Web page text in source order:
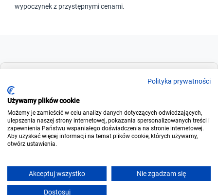
wypoczynek z przystępnymi cenami.
Dla wynajmujących
Polityka prywatności
Używamy plików cookie
Możemy je zamieścić w celu analizy danych dotyczących odwiedzających,
ulepszenia naszej strony internetowej, pokazania spersonalizowanych treści i
zapewnienia Państwu wspaniałego doświadczenia na stronie internetowej.
Aby uzyskać więcej informacji na temat plików cookie, których używamy,
otwórz ustawienia.
Akceptuj wszystko Nie zgadzam się
Dostosuj